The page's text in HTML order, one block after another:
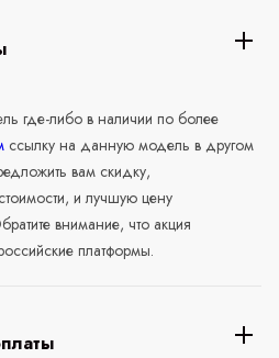
где-либо в наличии по более
ссылку на данную модель в другом
вам скидку,
и лучшую цену
внимание, что акция
платформы.